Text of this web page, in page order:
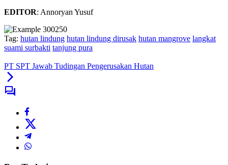
EDITOR: Annoryan Yusuf
Tag: hutan lindung hutan lindung dirusak hutan mangrove langkat
suami surbakti tanjung pura
PT SPT Jawab Tudingan Pengerusakan Hutan